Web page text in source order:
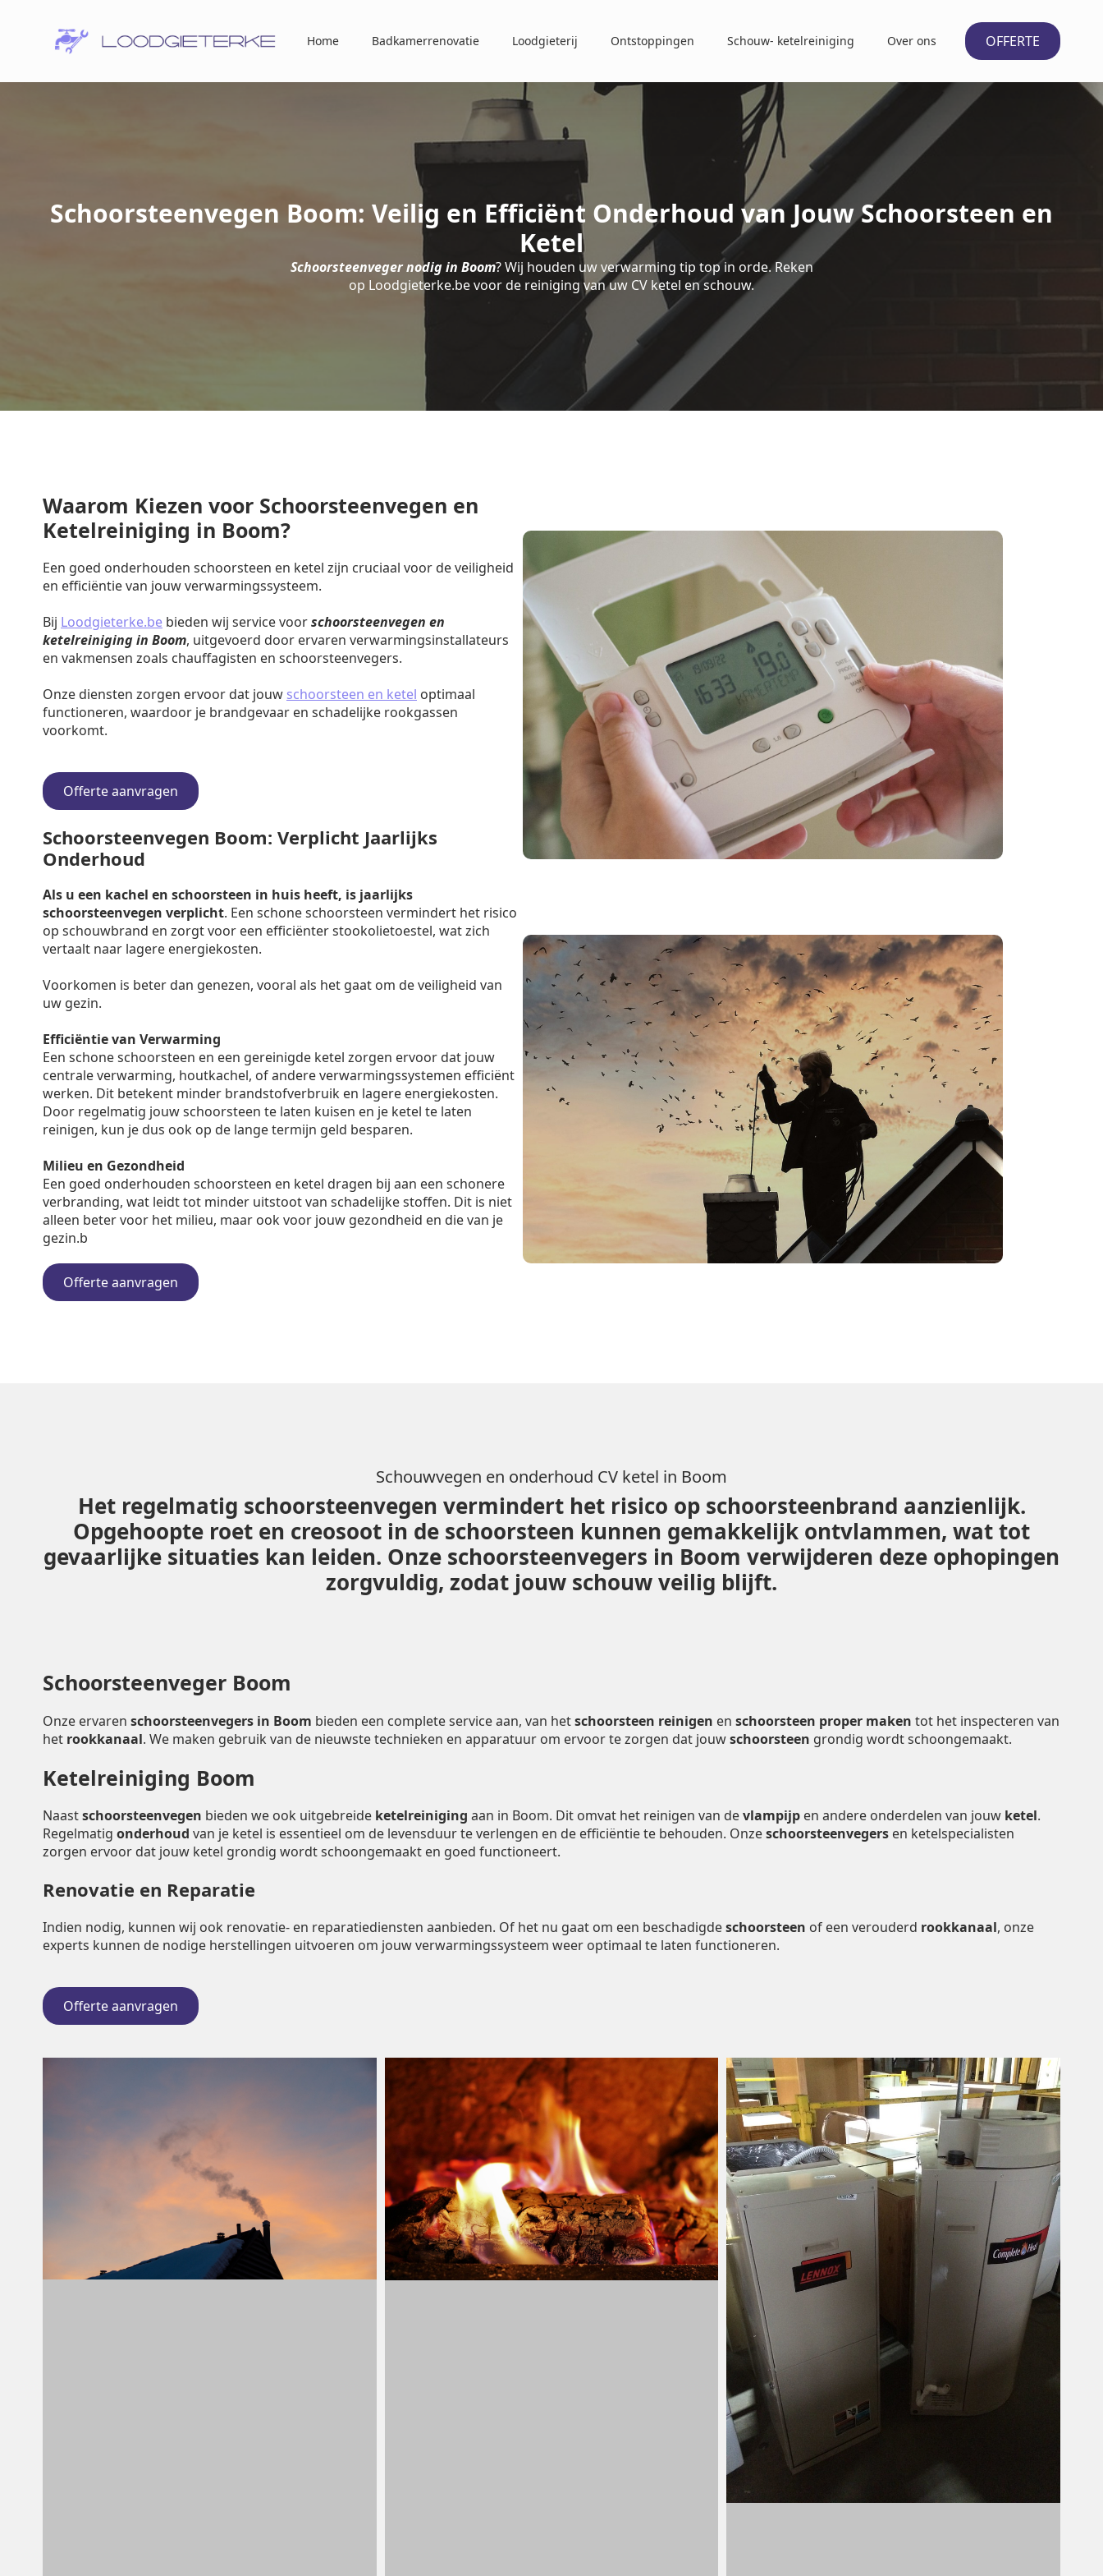
Home Badkamerrenovatie Loodgieterij Ontstoppingen Schouw- ketelreiniging Over ons OFFERTE
Schoorsteenvegen Boom: Veilig en Efficiënt Onderhoud van Jouw Schoorsteen en
Ketel
Schoorsteenveger nodig in Boom? Wij houden uw verwarming tip top in orde. Reken
op Loodgieterke.be voor de reiniging van uw CV ketel en schouw.
Waarom Kiezen voor Schoorsteenvegen en
Ketelreiniging in Boom?
Een goed onderhouden schoorsteen en ketel zijn cruciaal voor de veiligheid
en efficiëntie van jouw verwarmingssysteem.
Bij Loodgieterke.be bieden wij service voorschoorsteenvegen en
ketelreiniging in Boom, uitgevoerd door ervaren verwarmingsinstallateurs
en vakmensen zoals chauffagisten en schoorsteenvegers.
Onze diensten zorgen ervoor dat jouw schoorsteen en ketel optimaal
functioneren, waardoor je brandgevaar en schadelijke rookgassen
voorkomt.
Offerte aanvragen
Schoorsteenvegen Boom: Verplicht Jaarlijks
Onderhoud
Als u een kachel en schoorsteen in huis heeft, is jaarlijks
schoorsteenvegen verplicht. Een schone schoorsteen vermindert het risico
op schouwbrand en zorgt voor een efficiënter stookolietoestel, wat zich
vertaalt naar lagere energiekosten.
Voorkomen is beter dan genezen, vooral als het gaat om de veiligheid van
uw gezin.
Efficiëntie van Verwarming
Een schone schoorsteen en een gereinigde ketel zorgen ervoor dat jouw
centrale verwarming, houtkachel, of andere verwarmingssystemen efficiënt
werken. Dit betekent minder brandstofverbruik en lagere energiekosten.
Door regelmatig jouw schoorsteen te laten kuisen en je ketel te laten
reinigen, kun je dus ook op de lange termijn geld besparen.
Milieu en Gezondheid
Een goed onderhouden schoorsteen en ketel dragen bij aan een schonere
verbranding, wat leidt tot minder uitstoot van schadelijke stoffen. Dit is niet
alleen beter voor het milieu, maar ook voor jouw gezondheid en die van je
gezin.b
Offerte aanvragen
Schouwvegen en onderhoud CV ketel in Boom
Het regelmatig schoorsteenvegen vermindert het risico op schoorsteenbrand aanzienlijk.
Opgehoopte roet en creosoot in de schoorsteen kunnen gemakkelijk ontvlammen, wat tot
gevaarlijke situaties kan leiden. Onze schoorsteenvegers in Boom verwijderen deze ophopingen
zorgvuldig, zodat jouw schouw veilig blijft.
Schoorsteenveger Boom
Onze ervaren schoorsteenvegers in Boom bieden een complete service aan, van hetschoorsteen reinigen en schoorsteen proper maken tot het inspecteren van
het rookkanaal. We maken gebruik van de nieuwste technieken en apparatuur om ervoor te zorgen dat jouwschoorsteen grondig wordt schoongemaakt.
Ketelreiniging Boom
Naastschoorsteenvegen bieden we ook uitgebreide ketelreiniging aan in Boom. Dit omvat het reinigen van devlampijp en andere onderdelen van jouw ketel.
Regelmatig onderhoud van je ketel is essentieel om de levensduur te verlengen en de efficiëntie te behouden. Onzeschoorsteenvegers en ketelspecialisten
zorgen ervoor dat jouw ketel grondig wordt schoongemaakt en goed functioneert.
Renovatie en Reparatie
Indien nodig, kunnen wij ook renovatie- en reparatiediensten aanbieden. Of het nu gaat om een beschadigdeschoorsteen of een verouderd rookkanaal, onze
experts kunnen de nodige herstellingen uitvoeren om jouw verwarmingssysteem weer optimaal te laten functioneren.
Offerte aanvragen